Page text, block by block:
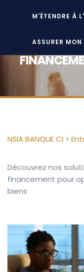
M'ÉTENDRE À
ASSURER
NSIA BANQUE CI >
Découvrez nos
financement pour
biens